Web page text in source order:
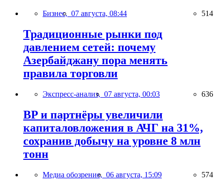
Бизнес, 07 августа, 08:44 514
Традиционные рынки под
давлением сетей: почему
Азербайджану пора менять
правила торговли
Экспресс-анализ, 07 августа, 00:03 636
BP и партнёры увеличили
капиталовложения в АЧГ на 31%,
сохранив добычу на уровне 8 млн
тонн
Медиа обозрение, 06 августа, 15:09 574